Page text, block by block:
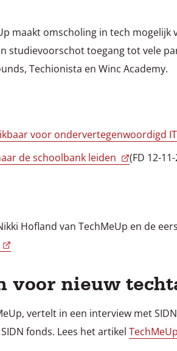
maakt omscholing in tech mogelijk
studievoorschot toegang tot vele
Techionista en Winc Academy.
voor ondervertegenwoordigd
de schoolbank leiden
(FD 12-
Hofland van TechMeUp en de
voor nieuw
vertelt in een interview met
fonds. Lees het artikel